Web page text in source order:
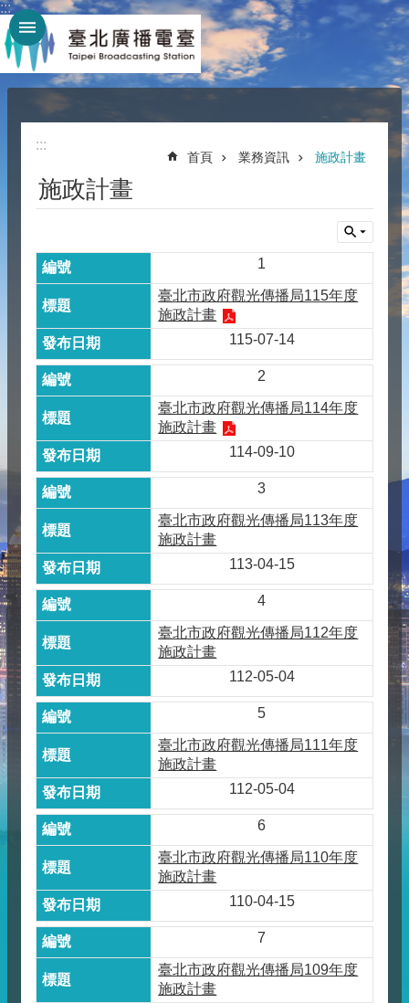
跳到主要內容區塊
:::
:::
首頁 業務資訊 施政計畫
施政計畫
1
臺北市政府觀光傳播局115年度
施政計畫
115-07-14
2
臺北市政府觀光傳播局114年度
施政計畫
114-09-10
3
臺北市政府觀光傳播局113年度
施政計畫
113-04-15
4
臺北市政府觀光傳播局112年度
施政計畫
112-05-04
5
臺北市政府觀光傳播局111年度
施政計畫
112-05-04
6
臺北市政府觀光傳播局110年度
施政計畫
110-04-15
7
臺北市政府觀光傳播局109年度
施政計畫